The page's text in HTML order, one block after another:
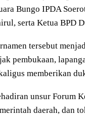
Bungo IPDA
serta Ketua BPD
tersebut
pembukaan,
memberikan
unsur Forum
daerah, dan